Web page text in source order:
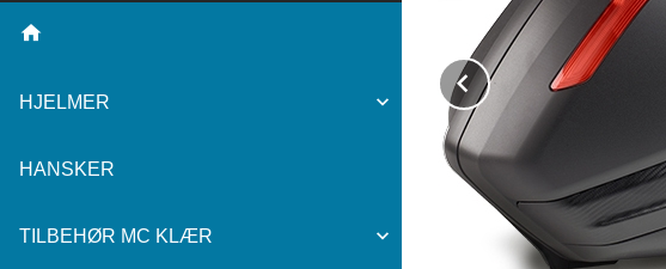
HJELMER
HANSKER
TILBEHØR MC KLÆR
Prev